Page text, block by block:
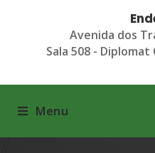
Avenida dos
Sala 508 -
Menu